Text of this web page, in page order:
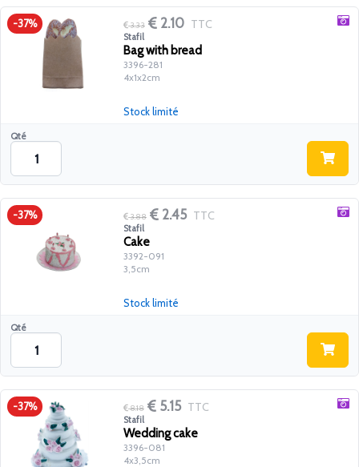
-37% 3.33 2.10 TTC
Stafil
Bag with bread
3396-281
4x1x2cm
Qté
Stock limité
-37% 3.88 2.45 TTC
Stafil
Cake
3392-091
3,5cm
Qté
Stock limité
-37% 8.18 5.15 TTC
Stafil
Wedding cake
3396-081
4x3,5cm